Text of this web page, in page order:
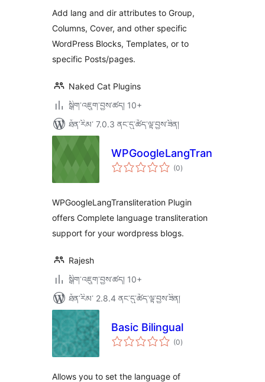
ཚང་།
Add lang and dir attributes to Group,
Columns, Cover, and other specific
WordPress Blocks, Templates, or to
specific Posts/pages.
Naked Cat Plugins
སྒྲིག་འཇུག་བྱས་ཚད། 10+
ཐོན་རིམ་ 7.0.3 ནང་དུ་ཚོད་ལྟ་བྱས་ཟིན།
WPGoogleLangTransliteration
(0གདེང་
འཇོག་
)
WPGoogleLangTransliteration Plugin
offers Complete language transliteration
support for your wordpress blogs.
Rajesh
སྒྲིག་འཇུག་བྱས་ཚད། 10+
ཐོན་རིམ་ 2.8.4 ནང་དུ་ཚོད་ལྟ་བྱས་ཟིན།
Basic Bilingual
(0གདེང་
འཇོག་
)
Allows you to set the language of